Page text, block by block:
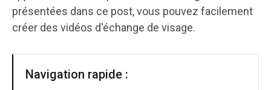
présentées dans ce post, vous pouvez facilement
créer des vidéos d'échange de visage.
Navigation rapide :